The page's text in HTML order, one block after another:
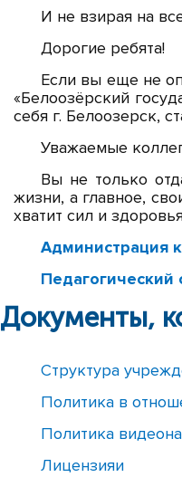
И не взирая на
Дорогие ребята!
Если вы еще не
«Белоозёрский
себя г. Белоозерск,
Уважаемые
Вы не только
жизни, а главное,
хватит сил и
Администрация
Педагогический
Документы,
Структура
Политика в
Политика
Лицензияи